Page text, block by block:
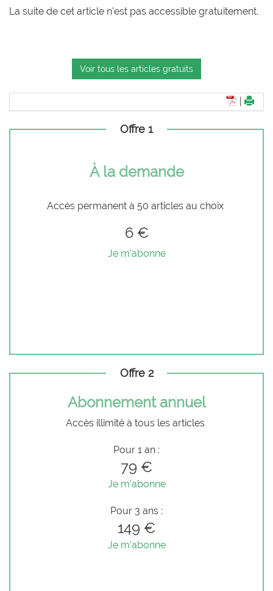
La suite de cet article n'est pas accessible gratuitement.
Voir tous les articles gratuits
Offre 1
À la demande
Accès permanent à 50 articles au choix
6 €
Je m'abonne
Offre 2
Abonnement annuel
Accès illimité à tous les articles
Pour 1 an :
79 €
Je m'abonne
Pour 3 ans :
149 €
Je m'abonne